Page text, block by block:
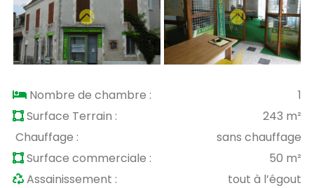
Nombre de chambre :
1
Surface Terrain :
243 m²
Chauffage :
sans chauffage
Surface commerciale :
50 m²
Assainissement :
tout à l’égout